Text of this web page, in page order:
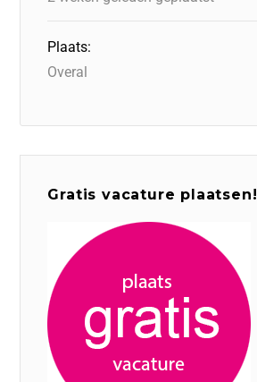
Plaats:
Overal
Gratis vacature plaatsen!